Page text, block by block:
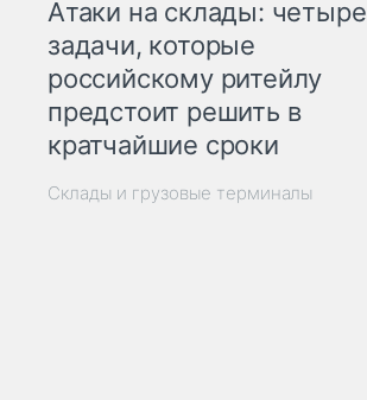
Атаки на склады: четыре
задачи, которые
российскому ритейлу
предстоит решить в
кратчайшие сроки
Склады и грузовые терминалы